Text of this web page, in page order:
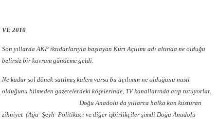
VE 2010
Son yıllarda AKP iktidarlarıyla başlayan Kürt Açılımı adı altında ne olduğu
belirsiz bir kavram gündeme geldi.
Ne kadar sol dönek-satılmış kalem varsa bu açılımın ne olduğunu nasıl
olduğunu bilmeden gazetelerdeki köşelerinde, TV kanallarında atıp tutuyorlar.
Doğu Anadolu da yıllarca halka kan kusturan
zihniyet (Ağa- Şeyh- Politikacı ve diğer işbirlikçiler şimdi Doğu Anadolu